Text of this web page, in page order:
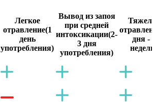
Легкое
отравление(1
день
употребления)
Вывод из запоя
при средней
интоксикации(2-
3 дня
употребления)
дня - 2